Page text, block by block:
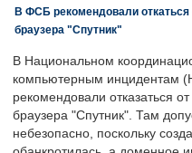
В ФСБ рекомендовали откаться
браузера "Спутник"
В Национальном
компьютерным инцидентам
рекомендовали отказаться
браузера "Спутник". Там
небезопасно, поскольку